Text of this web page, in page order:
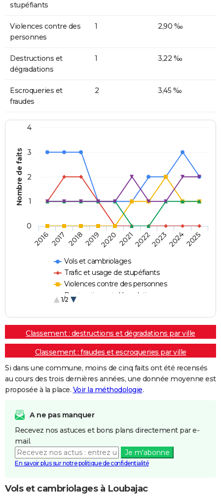
stupéfiants
Violences contre des
personnes
1 2,90 ‰
Destructions et
dégradations
1 3,22 ‰
Escroqueries et
fraudes
2 3,45 ‰
Nombre de faits
Vols et cambriolages
Trafic et usage de stupéfiants
Violences contre des personnes
Destructions et dégradations
1/2
20162017 20182019202020212022202320242025
0
1
2
3
4
Classement : destructions et dégradations par ville
Classement : fraudes et escroqueries par ville
Si dans une commune, moins de cinq faits ont été recensés
au cours des trois dernières années, une donnée moyenne est
proposée à la place. Voir la méthodologie.
A ne pas manquer
Recevez nos astuces et bons plans directement par e-
mail.
Je m'abonne
En savoir plus sur notre politique de confidentialité
Vols et cambriolages à Loubajac